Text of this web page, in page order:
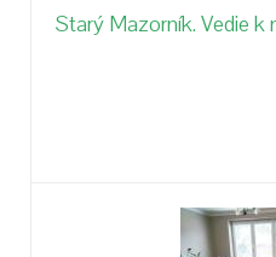
Starý Mazorník. Vedie k